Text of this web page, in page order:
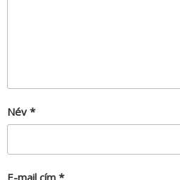
Név *